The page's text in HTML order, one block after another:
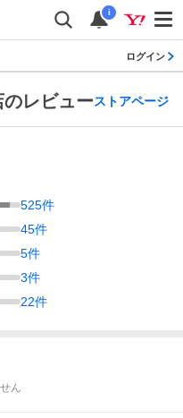
i
ログイン
レビューストアページ
525件
45件
5件
3件
22件
ん